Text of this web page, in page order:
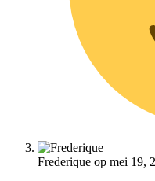
Frederique op mei 19,